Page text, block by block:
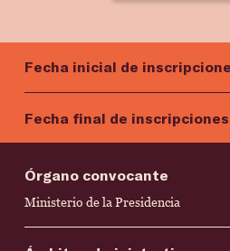
Fecha inicial de
Fecha final de
Órgano convocante
Ministerio de la Presidencia